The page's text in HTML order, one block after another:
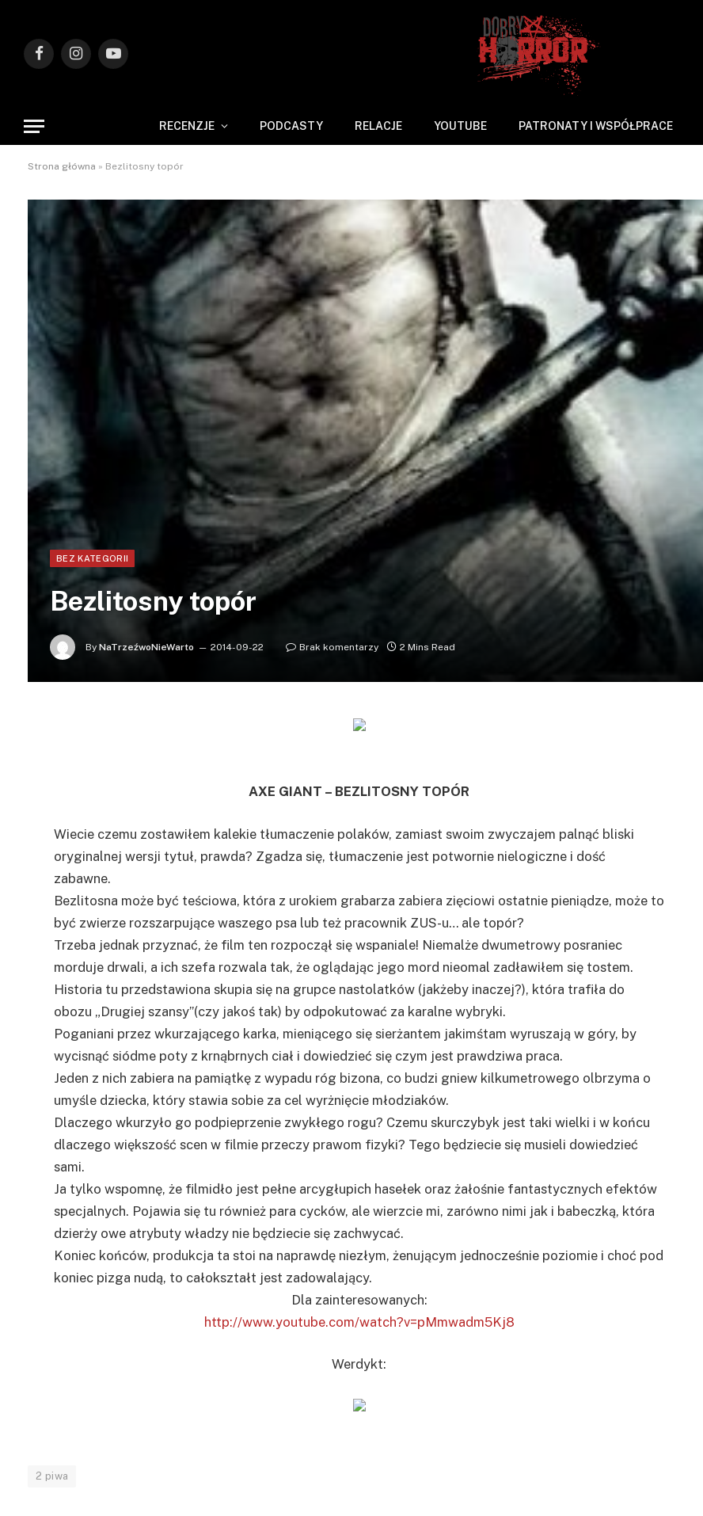
FacebookInstagramYouTube
RECENZJE PODCASTY RELACJE YOUTUBE PATRONATY I WSPÓŁPRACE
Strona główna » Bezlitosny topór
BEZ KATEGORII
Bezlitosny topór
By NaTrzeźwoNieWarto 2014-09-22 Brak komentarzy 2 Mins Read
AXE GIANT – BEZLITOSNY TOPÓR
Wiecie czemu zostawiłem kalekie tłumaczenie polaków, zamiast swoim zwyczajem palnąć bliski
oryginalnej wersji tytuł, prawda? Zgadza się, tłumaczenie jest potwornie nielogiczne i dość
zabawne.
Bezlitosna może być teściowa, która z urokiem grabarza zabiera zięciowi ostatnie pieniądze, może to
być zwierze rozszarpujące waszego psa lub też pracownik ZUS-u… ale topór?
Trzeba jednak przyznać, że film ten rozpoczął się wspaniale! Niemalże dwumetrowy posraniec
morduje drwali, a ich szefa rozwala tak, że oglądając jego mord nieomal zadławiłem się tostem.
Historia tu przedstawiona skupia się na grupce nastolatków (jakżeby inaczej?), która trafiła do
obozu „Drugiej szansy”(czy jakoś tak) by odpokutować za karalne wybryki.
Poganiani przez wkurzającego karka, mieniącego się sierżantem jakimśtam wyruszają w góry, by
wycisnąć siódme poty z krnąbrnych ciał i dowiedzieć się czym jest prawdziwa praca.
Jeden z nich zabiera na pamiątkę z wypadu róg bizona, co budzi gniew kilkumetrowego olbrzyma o
umyśle dziecka, który stawia sobie za cel wyrżnięcie młodziaków.
Dlaczego wkurzyło go podpieprzenie zwykłego rogu? Czemu skurczybyk jest taki wielki i w końcu
dlaczego większość scen w filmie przeczy prawom fizyki? Tego będziecie się musieli dowiedzieć
sami.
Ja tylko wspomnę, że filmidło jest pełne arcygłupich hasełek oraz żałośnie fantastycznych efektów
specjalnych. Pojawia się tu również para cycków, ale wierzcie mi, zarówno nimi jak i babeczką, która
dzierży owe atrybuty władzy nie będziecie się zachwycać.
Koniec końców, produkcja ta stoi na naprawdę niezłym, żenującym jednocześnie poziomie i choć pod
koniec pizga nudą, to całokształt jest zadowalający.
Dla zainteresowanych:
http://www.youtube.com/watch?v=pMmwadm5Kj8
Werdykt:
2 piwa